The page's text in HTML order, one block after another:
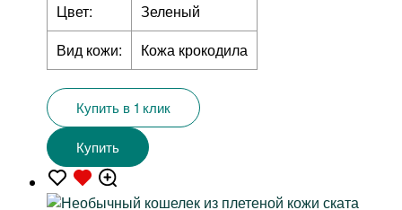
Цвет:
Зеленый
Вид кожи:
Кожа крокодила
Купить в 1 клик
Купить